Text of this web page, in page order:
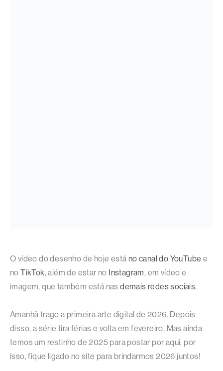
O vídeo do desenho de hoje está no canal do YouTube e
noTikTok, além de estar no Instagram, em vídeo e
imagem, que também está nasdemais redes sociais.
Amanhã trago a primeira arte digital de 2026. Depois
disso, a série tira férias e volta em fevereiro. Mas ainda
temos um restinho de 2025 para postar por aqui, por
isso, fique ligado no site para brindarmos 2026 juntos!